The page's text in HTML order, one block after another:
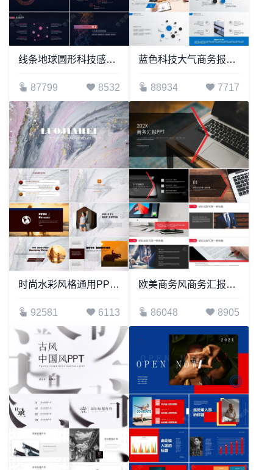
线条地球圆形科技感通用PPT模板
87799 8532
蓝色科技大气商务报告工作汇报PPT模板
88934 7717
时尚水彩风格通用PPT模板(1)
92581 6113
欧美商务风商务汇报PPT模板公司简介商务报告项目展示
86048 8905